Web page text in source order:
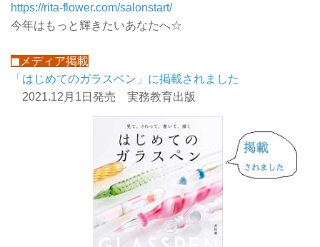
https://rita-flower.com/salonstart/
今年はもっと輝きたいあなたへ☆
◼メディア掲載
「はじめてのガラスペン」に掲載されました
2021.12月1日発売 実務教育出版